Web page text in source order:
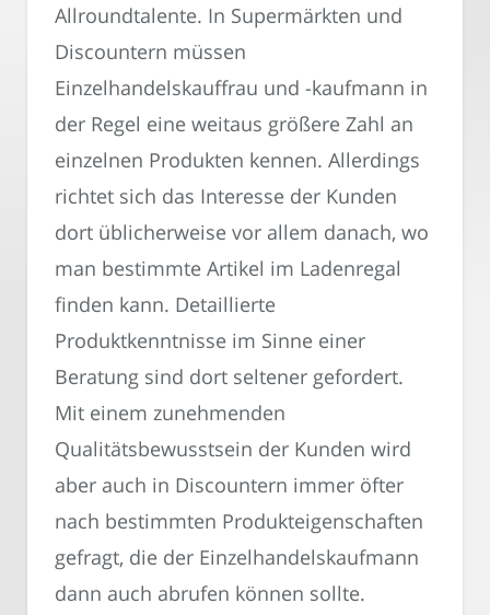
Allroundtalente. In Supermärkten und
Discountern müssen
Einzelhandelskauffrau und -kaufmann in
der Regel eine weitaus größere Zahl an
einzelnen Produkten kennen. Allerdings
richtet sich das Interesse der Kunden
dort üblicherweise vor allem danach, wo
man bestimmte Artikel im Ladenregal
finden kann. Detaillierte
Produktkenntnisse im Sinne einer
Beratung sind dort seltener gefordert.
Mit einem zunehmenden
Qualitätsbewusstsein der Kunden wird
aber auch in Discountern immer öfter
nach bestimmten Produkteigenschaften
gefragt, die der Einzelhandelskaufmann
dann auch abrufen können sollte.